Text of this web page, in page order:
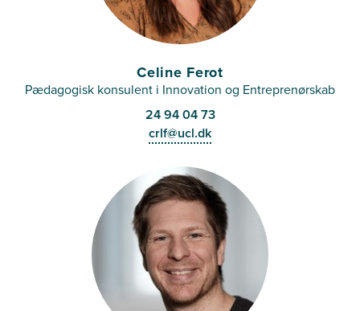
Celine Ferot
Pædagogisk konsulent i Innovation og Entreprenørskab
24 94 04 73
crlf@ucl.dk